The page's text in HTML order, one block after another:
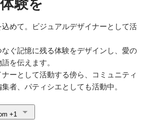
めて。ビジュアルデザイナーとして活
ぐ記憶に残る体験をデザインし、愛の
を伝えます。
ーとして活動する傍ら、コミュニティ
者、パティシエとしても活動中。
+1